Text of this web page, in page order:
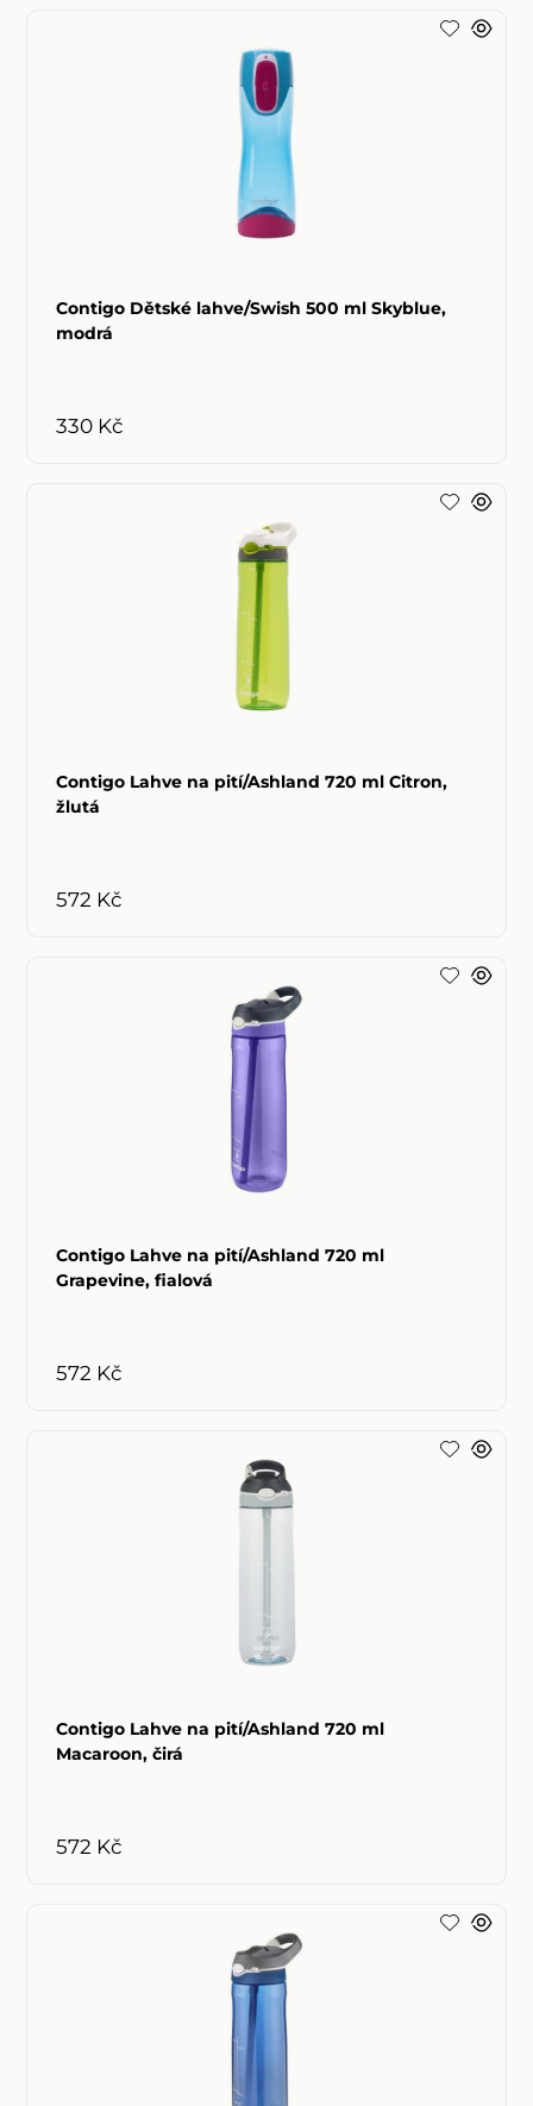
Contigo Dětské lahve/Swish 500 ml Skyblue,
modrá
330 Kč
Contigo Lahve na pití/Ashland 720 ml Citron,
žlutá
572 Kč
Contigo Lahve na pití/Ashland 720 ml
Grapevine, fialová
572 Kč
Contigo Lahve na pití/Ashland 720 ml
Macaroon, čirá
572 Kč